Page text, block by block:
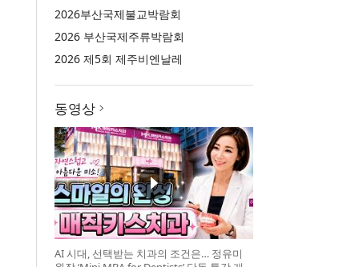
2026부산국제불교박람회
2026 부산국제주류박람회
2026 제5회 제주비엔날레
동영상
AI 시대, 선택받는 치과의 조건은… 정유미